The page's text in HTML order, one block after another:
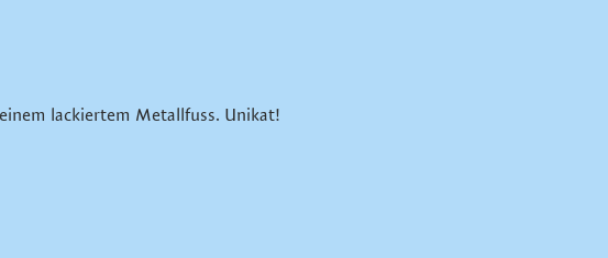
lackiertem Metallfuss. Unikat!